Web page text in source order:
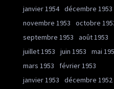
janvier 1954 décembre 1953
novembre 1953
octobre
septembre 1953
août 1953
juillet 1953
juin 1953
mai
mars 1953
février 1953
janvier 1953
décembre 1952